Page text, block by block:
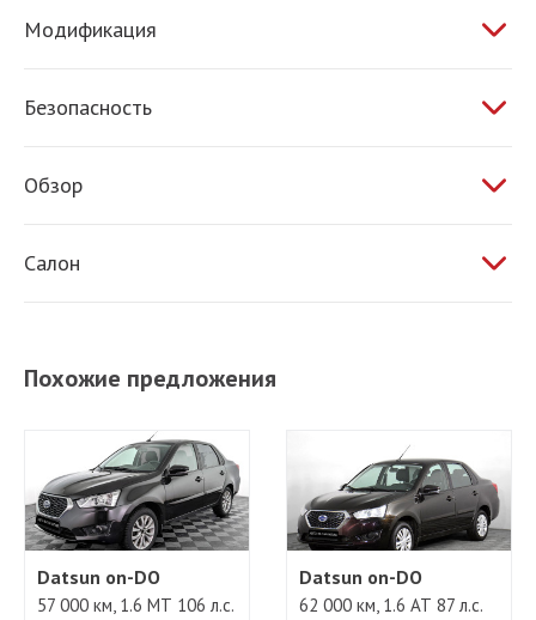
Модификация
Безопасность
Обзор
Салон
Бортовой компьютер
Регулировка руля
Похожие предложения
Datsun on-DO
57 000 км, 1.6 МТ 106 л.с.
Datsun on-DO
62 000 км, 1.6 АТ 87 л.с.